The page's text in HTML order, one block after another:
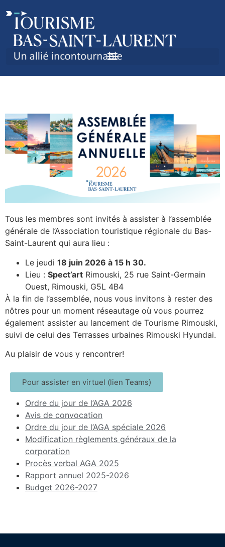
AGA DE TOURISME BAS-
SAINT-LAURENT 2026
Tous les membres sont invités à assister à l’assemblée
générale de l’Association touristique régionale du Bas-
Saint-Laurent qui aura lieu :
Le jeudi 18 juin 2026 à 15 h 30.
Lieu : Spect’art Rimouski, 25 rue Saint-Germain
Ouest, Rimouski, G5L 4B4
À la fin de l’assemblée, nous vous invitons à rester des
nôtres pour un moment réseautage où vous pourrez
également assister au lancement de Tourisme Rimouski,
suivi de celui des Terrasses urbaines Rimouski Hyundai.
Au plaisir de vous y rencontrer!
Pour assister en virtuel (lien Teams)
Ordre du jour de l’AGA 2026
Avis de convocation
Ordre du jour de l’AGA spéciale 2026
Modification règlements généraux de la
corporation
Procès verbal AGA 2025
Rapport annuel 2025-2026
Budget 2026-2027